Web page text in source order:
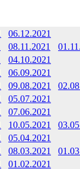
06.12.2021
08.11.2021
04.10.2021
06.09.2021
09.08.2021
05.07.2021
07.06.2021
10.05.2021
05.04.2021
08.03.2021
01.02.2021